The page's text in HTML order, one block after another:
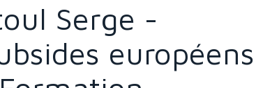
Serge -
européens